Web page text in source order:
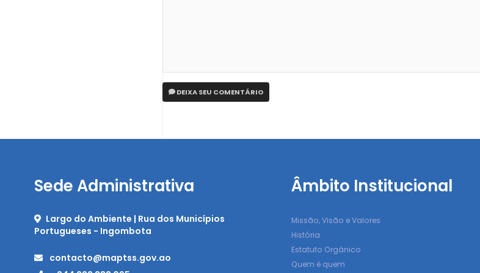
DEIXA SEU COMENTÁRIO
Sede Administrativa
Largo do Ambiente | Rua dos Municípios
Portugueses - Ingombota
contacto@maptss.gov.ao
Âmbito Institucional
Missão, Visão e Valores
História
Estatuto Orgânico
Quem é quem